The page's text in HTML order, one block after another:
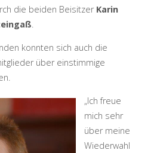
die beiden Beisitzer Karin
konnten sich auch die
über einstimmige
„Ich freue
mich sehr
über meine
Wiederwahl